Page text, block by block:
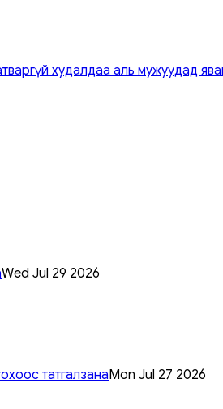
худалдаа аль мужуудад
Wed Jul 29 2026
татгалзанаMon Jul 27 2026